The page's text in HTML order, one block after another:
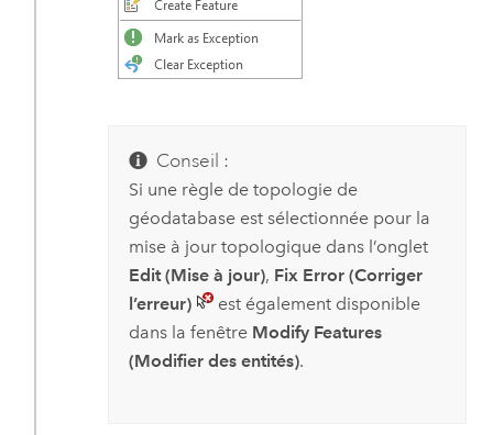
Conseil :
Si une règle de topologie de
géodatabase est sélectionnée pour la
mise à jour topologique dans l’onglet
Edit (Mise à jour), Fix Error (Corriger
l’erreur)
est également disponible
dans la fenêtre Modify Features
(Modifier des entités).